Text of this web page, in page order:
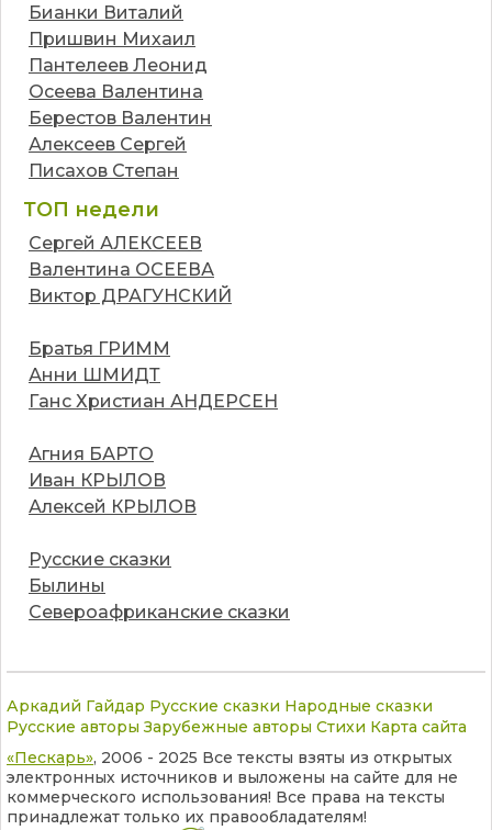
Бианки Виталий
Пришвин Михаил
Пантелеев Леонид
Осеева Валентина
Берестов Валентин
Алексеев Сергей
Писахов Степан
ТОП недели
Сергей АЛЕКСЕЕВ
Валентина ОСЕЕВА
Виктор ДРАГУНСКИЙ
Братья ГРИММ
Анни ШМИДТ
Ганс Христиан АНДЕРСЕН
Агния БАРТО
Иван КРЫЛОВ
Алексей КРЫЛОВ
Русские сказки
Былины
Североафриканские сказки
Аркадий Гайдар Русские сказки Народные сказки
Русские авторы Зарубежные авторы Стихи Карта сайта
«Пескарь», 2006 - 2025 Все тексты взяты из открытых
электронных источников и выложены на сайте для не
коммерческого использования! Все права на тексты
принадлежат только их правообладателям!